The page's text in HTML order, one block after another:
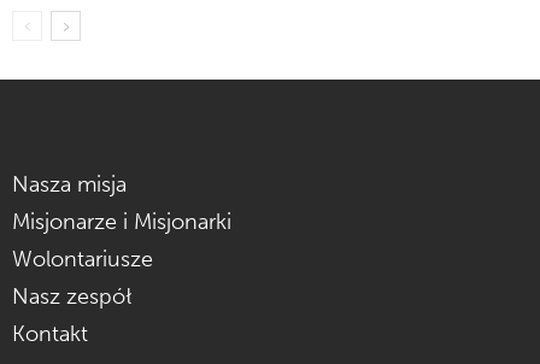
Nasza misja
Misjonarze i Misjonarki
Wolontariusze
Nasz zespół
Kontakt